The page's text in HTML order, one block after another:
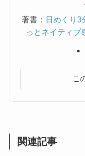
著書： 日めくり3
っとネイティブ
こ
関連記事